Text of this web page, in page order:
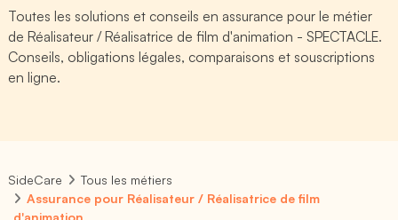
Toutes les solutions et conseils en assurance pour le métier
de Réalisateur / Réalisatrice de film d'animation - SPECTACLE.
Conseils, obligations légales, comparaisons et souscriptions
en ligne.
SideCare
Tous les métiers
Assurance pour Réalisateur / Réalisatrice de film
d'animation